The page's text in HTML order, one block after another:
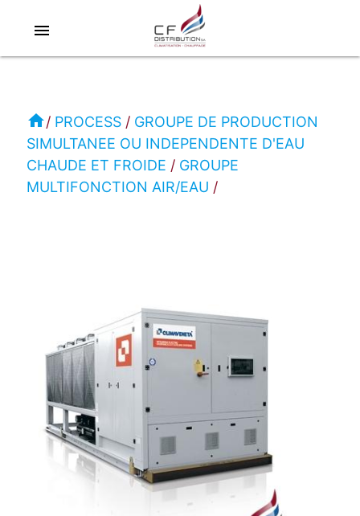
RC
CLIMAVENETA
PROCESS
GROUPE
ERACS2-
1062
menu
home PROCESS
GROUPE DE PRODUCTION
SIMULTANEE OU INDEPENDENTE D'EAU
CHAUDE ET FROIDE
GROUPE
MULTIFONCTION AIR/EAU